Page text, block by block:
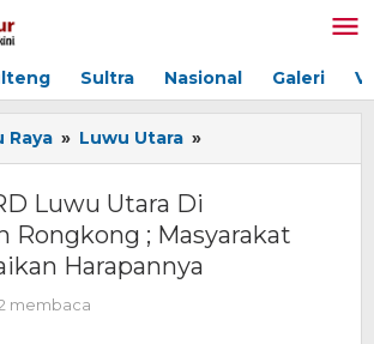
Sultra Nasional Galeri
Raya » Luwu Utara »
DPRD
Di
Luwu Utara Di
Rongkong ; Masyarakat
Harapannya
membaca